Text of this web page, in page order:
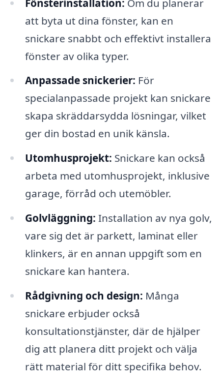
Fönsterinstallation: Om du planerar
att byta ut dina fönster, kan en
snickare snabbt och effektivt installera
fönster av olika typer.
Anpassade snickerier: För
specialanpassade projekt kan snickare
skapa skräddarsydda lösningar, vilket
ger din bostad en unik känsla.
Utomhusprojekt: Snickare kan också
arbeta med utomhusprojekt, inklusive
garage, förråd och utemöbler.
Golvläggning: Installation av nya golv,
vare sig det är parkett, laminat eller
klinkers, är en annan uppgift som en
snickare kan hantera.
Rådgivning och design: Många
snickare erbjuder också
konsultationstjänster, där de hjälper
dig att planera ditt projekt och välja
rätt material för ditt specifika behov.